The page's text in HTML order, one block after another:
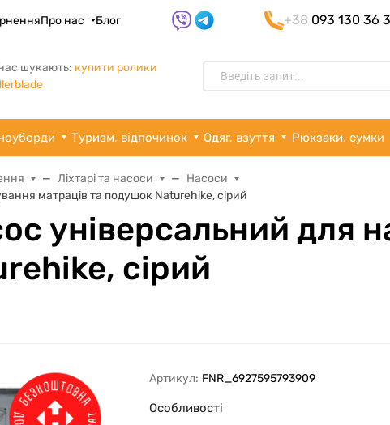
Про нас Блог +38 093 130 36
шукають: купити ролики
Туризм, відпочинок Одяг, взуття Рюкзаки, сумки
Ліхтарі та насоси
Насоси
матраців та подушок Naturehike, сірий
універсальний для
сірий
Артикул: FNR_6927595793909
Особливості